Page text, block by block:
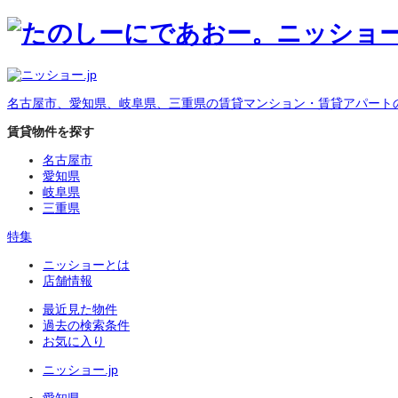
名古屋市、愛知県、岐阜県、三重県の賃貸マンション・賃貸アパート
賃貸物件を探す
名古屋市
愛知県
岐阜県
三重県
特集
ニッショーとは
店舗情報
最近見た物件
過去の検索条件
お気に入り
ニッショー.jp